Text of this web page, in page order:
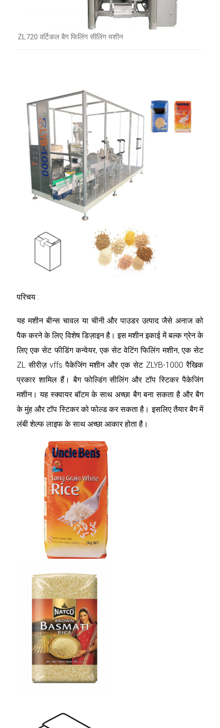
ZL720 वर्टिकल बैग फिलिंग सीलिंग मशीन
परिचय :
यह मशीन बीन्स चावल या चीनी और पाउडर उत्पाद जैसे अनाज को
पैक करने के लिए विशेष डिज़ाइन है। इस मशीन इकाई में बल्क ग्रेन के
लिए एक सेट फीडिंग कन्वेयर, एक सेट वेटिंग फिलिंग मशीन, एक सेट
ZL सीरीज़ vffs पैकेजिंग मशीन और एक सेट ZLYB-1000 रैखिक
प्रकार शामिल हैं। बैग फोल्डिंग सीलिंग और टॉप स्टिकर पैकेजिंग
मशीन। यह स्क्वायर बॉटम के साथ अच्छा बैग बना सकता है और बैग
के मुंह और टॉप स्टिकर को फोल्ड कर सकता है। इसलिए तैयार बैग में
लंबी शेल्फ लाइफ के साथ अच्छा आकार होता है।